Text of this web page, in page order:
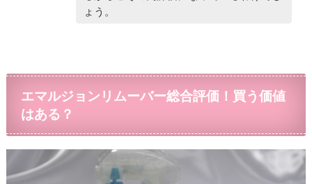
ょう。
エマルジョンリムーバー総合評価！買う価値
はある？